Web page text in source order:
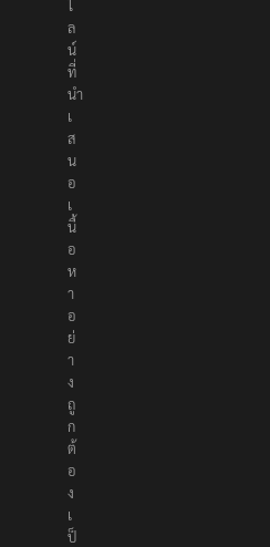
ไ
ล
น์
ที่
นำ
เ
ส
น
อ
เ
นื้
อ
ห
า
อ
ย่
า
ง
ถู
ก
ต้
อ
ง
เ
ป็